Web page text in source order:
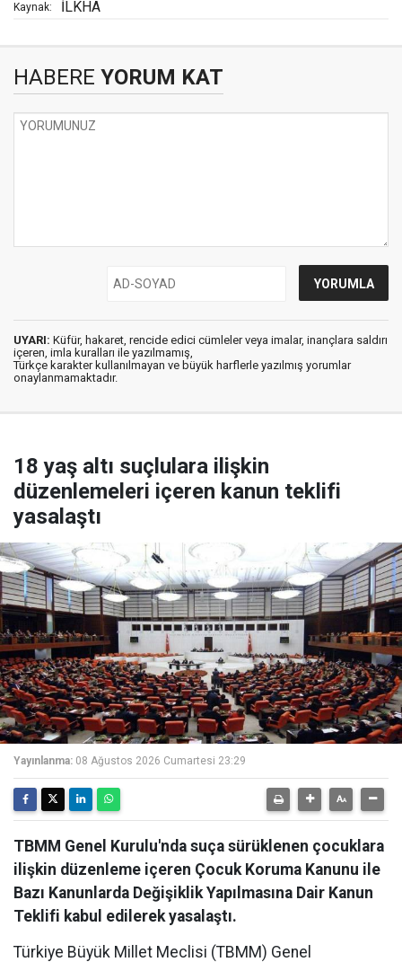
Kaynak: İLKHA
HABERE YORUM KAT
UYARI: Küfür, hakaret, rencide edici cümleler veya imalar, inançlara saldırı
içeren, imla kuralları ile yazılmamış,
Türkçe karakter kullanılmayan ve büyük harflerle yazılmış yorumlar
onaylanmamaktadır.
18 yaş altı suçlulara ilişkin
düzenlemeleri içeren kanun teklifi
yasalaştı
Yayınlanma: 08 Ağustos 2026 Cumartesi 23:29
TBMM Genel Kurulu'nda suça sürüklenen çocuklara
ilişkin düzenleme içeren Çocuk Koruma Kanunu ile
Bazı Kanunlarda Değişiklik Yapılmasına Dair Kanun
Teklifi kabul edilerek yasalaştı.
Türkiye Büyük Millet Meclisi (TBMM) Genel